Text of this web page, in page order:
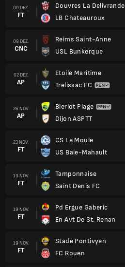
09 DEZ.
FT
Douvres La Delivrande
LB Chateauroux
09 DEZ.
CNC
Reims Saint-Anne
USL Bunkerque
02 DEZ.
AP
Etoile Maritime
Trelissac FC
26 NOV.
AP
Bleriot Plage
Dijon ASPTT
23 NOV.
FT
CS Le Moule
US Baie-Mahault
19 NOV.
FT
Tamponnaise
Saint Denis FC
19 NOV.
FT
Pd Ergue Gaberic
En Avt De St. Renan
19 NOV.
FT
Stade Pontivyen
FC Rouen